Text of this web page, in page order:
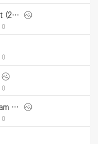
애스턴마틴 Dreadnought Concept (2026)
0
0
0
람보르기니 Temerario Ad Personam (2026)
0